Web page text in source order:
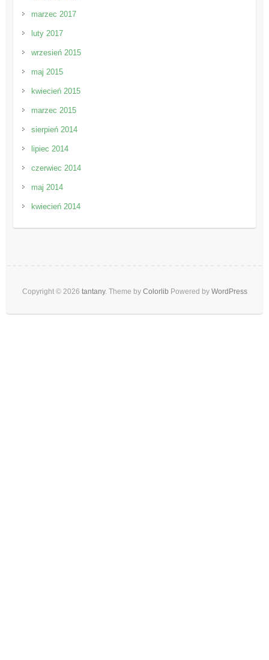
marzec 2017
luty 2017
wrzesień 2015
maj 2015
kwiecień 2015
marzec 2015
sierpień 2014
lipiec 2014
czerwiec 2014
maj 2014
kwiecień 2014
Copyright © 2026 tantany. Theme by Colorlib Powered by WordPress